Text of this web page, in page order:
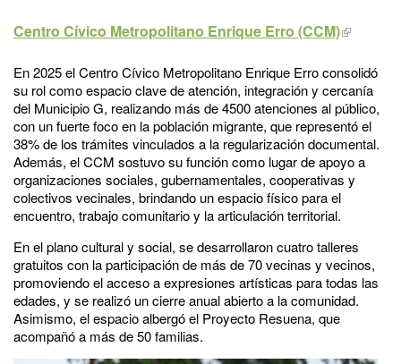
Centro Cívico Metropolitano Enrique Erro (CCM)
En 2025 el Centro Cívico Metropolitano Enrique Erro consolidó
su rol como espacio clave de atención, integración y cercanía
del Municipio G, realizando más de 4500 atenciones al público,
con un fuerte foco en la población migrante, que representó el
38% de los trámites vinculados a la regularización documental.
Además, el CCM sostuvo su función como lugar de apoyo a
organizaciones sociales, gubernamentales, cooperativas y
colectivos vecinales, brindando un espacio físico para el
encuentro, trabajo comunitario y la articulación territorial.
En el plano cultural y social, se desarrollaron cuatro talleres
gratuitos con la participación de más de 70 vecinas y vecinos,
promoviendo el acceso a expresiones artísticas para todas las
edades, y se realizó un cierre anual abierto a la comunidad.
Asimismo, el espacio albergó el Proyecto Resuena, que
acompañó a más de 50 familias.